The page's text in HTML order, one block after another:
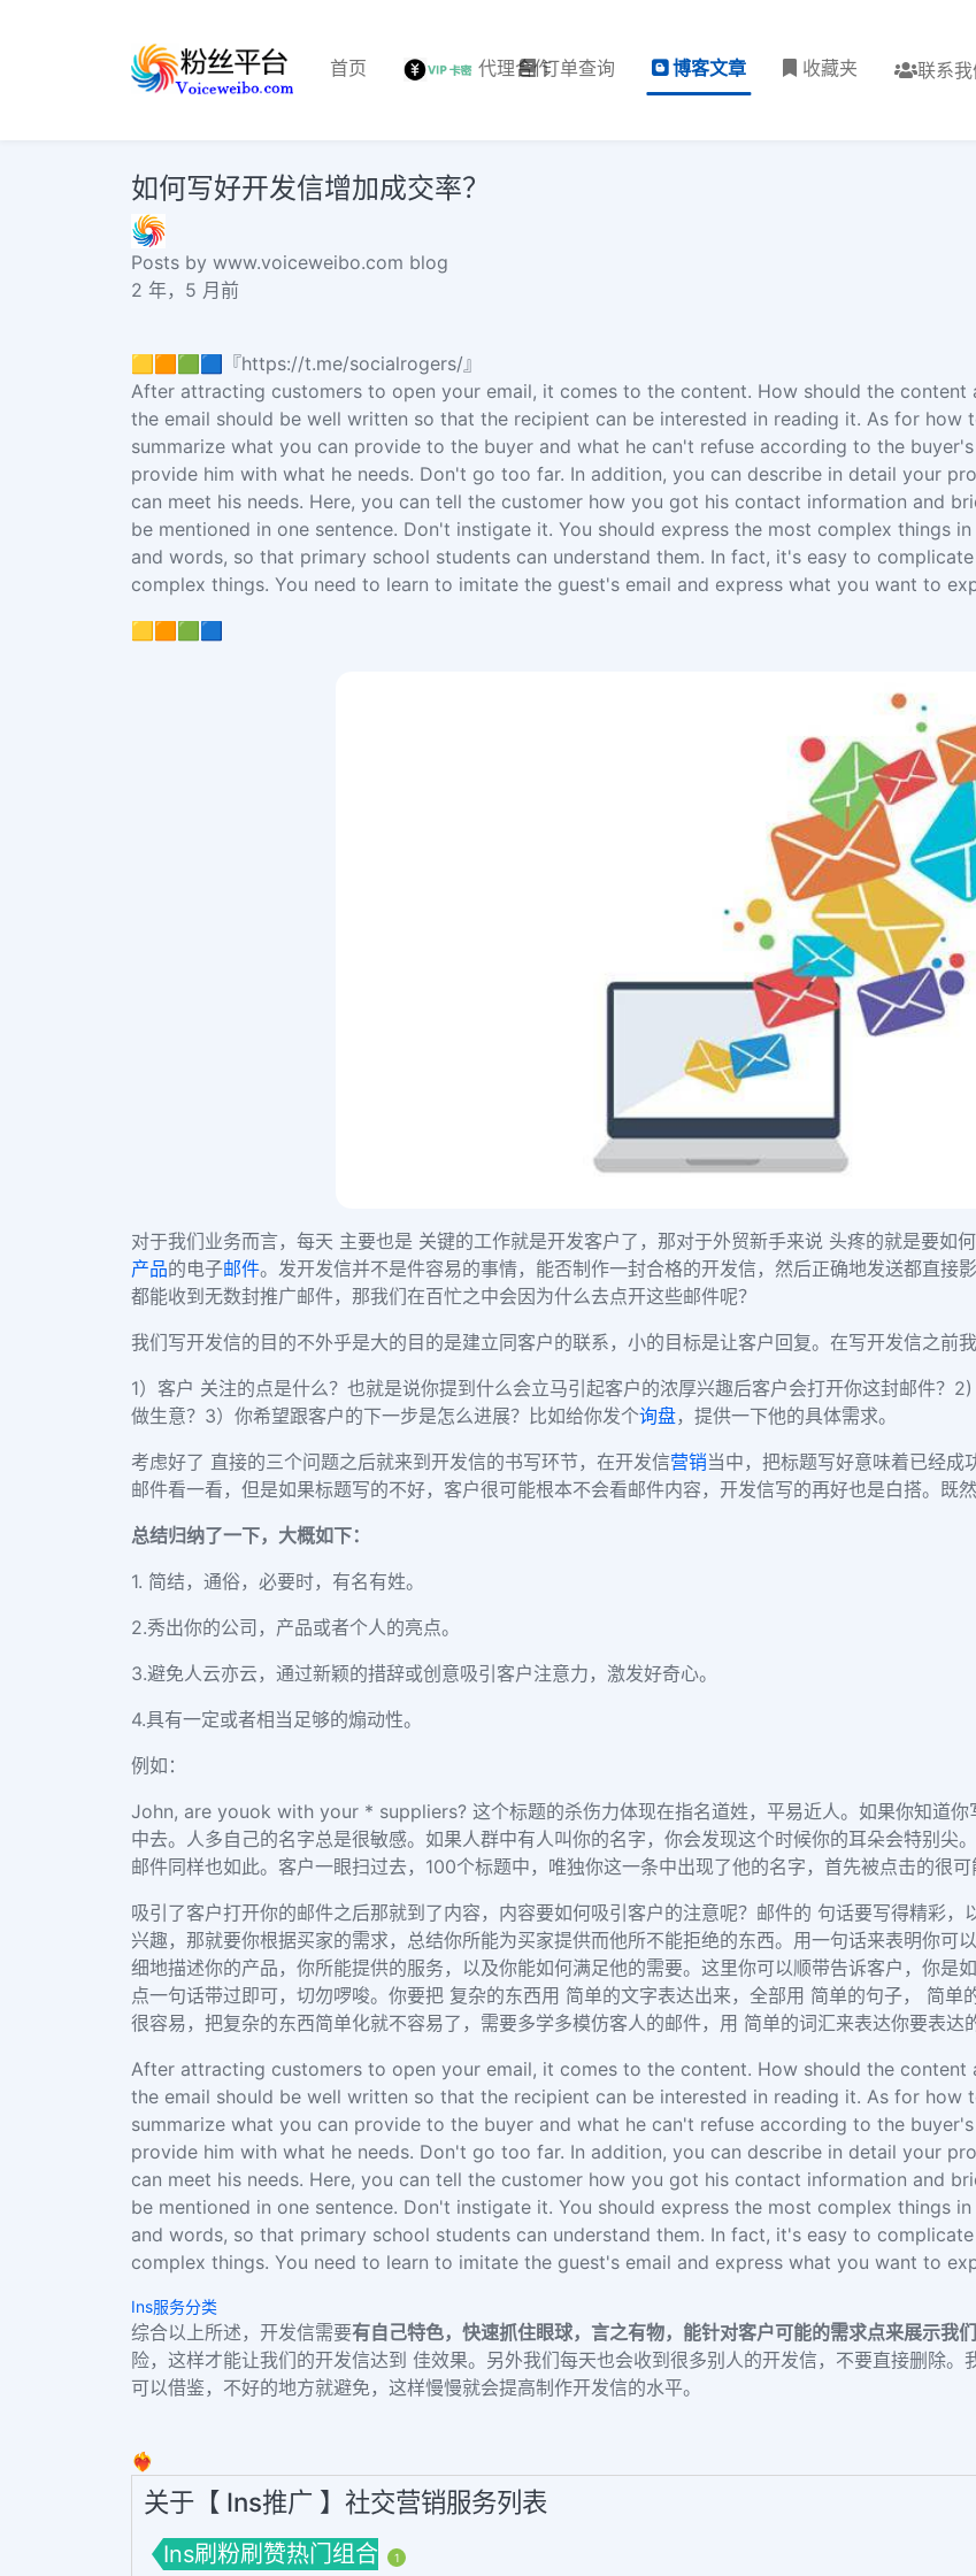
首页 代理合作订单查询 博客文章 收藏夹 联系我
如何写好开发信增加成交率？
Posts by www.voiceweibo.com blog
2 年，5 月前
🟨🟧🟩🟦『https://t.me/socialrogers/』
After attracting customers to open your email, it comes to the content. How should the
the email should be well written so that the recipient can be interested in reading it. As for how
summarize what you can provide to the buyer and what he can't refuse according to the
provide him with what he needs. Don't go too far. In addition, you can describe in detail your
can meet his needs. Here, you can tell the customer how you got his contact information and
be mentioned in one sentence. Don't instigate it. You should express the most complex things
and words, so that primary school students can understand them. In fact, it's easy to
complex things. You need to learn to imitate the guest's email and express what you want to
🟨🟧🟩🟦
对于我们业务而言，每天 主要也是 关键的工作就是开发客户了，那对于外贸新手来说 头疼的就是要如
产品的电子邮件。发开发信并不是件容易的事情，能否制作一封合格的开发信，然后正确地发送都直接
都能收到无数封推广邮件，那我们在百忙之中会因为什么去点开这些邮件呢？
我们写开发信的目的不外乎是大的目的是建立同客户的联系，小的目标是让客户回复。在写开发信之前我
1）客户 关注的点是什么？也就是说你提到什么会立马引起客户的浓厚兴趣后客户会打开你这封邮件？ 2)
做生意？ 3）你希望跟客户的下一步是怎么进展？比如给你发个询盘，提供一下他的具体需求。
考虑好了 直接的三个问题之后就来到开发信的书写环节，在开发信营销当中，把标题写好意味着已经成
邮件看一看，但是如果标题写的不好，客户很可能根本不会看邮件内容，开发信写的再好也是白搭。既
总结归纳了一下，大概如下：
1. 简结，通俗，必要时，有名有姓。
2.秀出你的公司，产品或者个人的亮点。
3.避免人云亦云，通过新颖的措辞或创意吸引客户注意力，激发好奇心。
4.具有一定或者相当足够的煽动性。
例如：
John, are youok with your * suppliers? 这个标题的杀伤力体现在指名道姓，平易近人。如果你知道
中去。人多自己的名字总是很敏感。如果人群中有人叫你的名字，你会发现这个时候你的耳朵会特别尖
邮件同样也如此。客户一眼扫过去， 100个标题中，唯独你这一条中出现了他的名字，首先被点击的很可
吸引了客户打开你的邮件之后那就到了内容，内容要如何吸引客户的注意呢？邮件的 句话要写得精彩
兴趣，那就要你根据买家的需求，总结你所能为买家提供而他所不能拒绝的东西。用一句话来表明你可
细地描述你的产品，你所能提供的服务，以及你能如何满足他的需要。这里你可以顺带告诉客户，你是
点一句话带过即可，切勿啰唆。你要把 复杂的东西用 简单的文字表达出来，全部用 简单的句子， 简
很容易，把复杂的东西简单化就不容易了，需要多学多模仿客人的邮件，用 简单的词汇来表达你要表达
After attracting customers to open your email, it comes to the content. How should the
the email should be well written so that the recipient can be interested in reading it. As for how
summarize what you can provide to the buyer and what he can't refuse according to the
provide him with what he needs. Don't go too far. In addition, you can describe in detail your
can meet his needs. Here, you can tell the customer how you got his contact information and
be mentioned in one sentence. Don't instigate it. You should express the most complex things
and words, so that primary school students can understand them. In fact, it's easy to
complex things. You need to learn to imitate the guest's email and express what you want to
Ins服务分类
综合以上所述，开发信需要有自己特色，快速抓住眼球，言之有物，能针对客户可能的需求点来展示我
险，这样才能让我们的开发信达到 佳效果。另外我们每天也会收到很多别人的开发信，不要直接删除
可以借鉴，不好的地方就避免，这样慢慢就会提高制作开发信的水平。
❤️‍🔥
关于【 Ins推广 】社交营销服务列表
Ins刷粉刷赞热门组合 1